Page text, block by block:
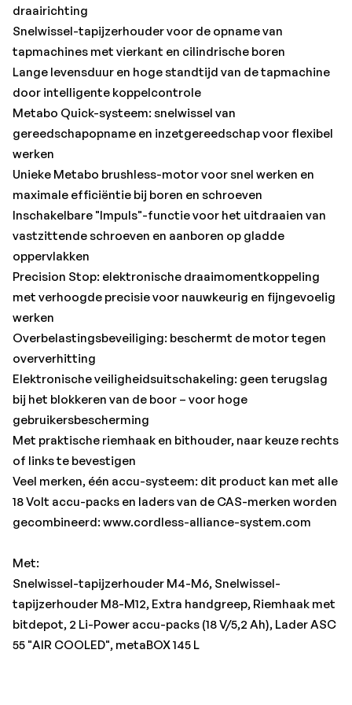
werken
Overbelastingsbeveiliging: beschermt de motor tegen
oververhitting
Elektronische veiligheidsuitschakeling: geen terugslag
bij het blokkeren van de boor – voor hoge
gebruikersbescherming
Met praktische riemhaak en bithouder, naar keuze rechts
of links te bevestigen
Veel merken, één accu-systeem: dit product kan met alle
18 Volt accu-packs en laders van de CAS-merken worden
gecombineerd: www.cordless-alliance-system.com
Snelwissel-tapijzerhouder M4-M6, Snelwissel-
tapijzerhouder M8-M12, Extra handgreep, Riemhaak met
bitdepot, 2 Li-Power accu-packs (18 V/5,2 Ah), Lader ASC
55 "AIR COOLED", metaBOX 145 L
draairichting
Snelwissel-tapijzerhouder voor de opname van
tapmachines met vierkant en cilindrische boren
Lange levensduur en hoge standtijd van de tapmachine
door intelligente koppelcontrole
Metabo Quick-systeem: snelwissel van
gereedschapopname en inzetgereedschap voor flexibel
werken
Unieke Metabo brushless-motor voor snel werken en
maximale efficiëntie bij boren en schroeven
Inschakelbare "Impuls"-functie voor het uitdraaien van
vastzittende schroeven en aanboren op gladde
oppervlakken
Precision Stop: elektronische draaimomentkoppeling
met verhoogde precisie voor nauwkeurig en fijngevoelig
werken
Overbelastingsbeveiliging: beschermt de motor tegen
oververhitting
Elektronische veiligheidsuitschakeling: geen terugslag
bij het blokkeren van de boor – voor hoge
gebruikersbescherming
Met praktische riemhaak en bithouder, naar keuze rechts
of links te bevestigen
Veel merken, één accu-systeem: dit product kan met alle
18 Volt accu-packs en laders van de CAS-merken worden
gecombineerd: www.cordless-alliance-system.com
Met:
Snelwissel-tapijzerhouder M4-M6, Snelwissel-
tapijzerhouder M8-M12, Extra handgreep, Riemhaak met
bitdepot, 2 Li-Power accu-packs (18 V/5,2 Ah), Lader ASC
55 "AIR COOLED", metaBOX 145 L